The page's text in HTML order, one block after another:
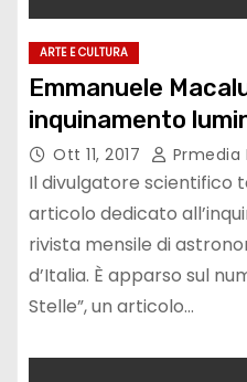
ARTE E CULTURA
Emmanuele
inquinamento
Ott 11, 2017 Prmedia
Il divulgatore scientifico
articolo dedicato
rivista mensile di
d’Italia. È apparso sul
Stelle”, un articolo…